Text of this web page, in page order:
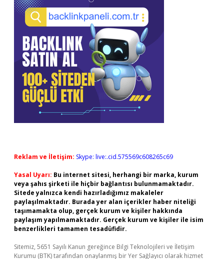
Reklam ve İletişim: Skype: live:.cid.575569c608265c69
Yasal Uyarı: Bu internet sitesi, herhangi bir marka, kurum
veya şahıs şirketi ile hiçbir bağlantısı bulunmamaktadır.
Sitede yalnızca kendi hazırladığımız makaleler
paylaşılmaktadır. Burada yer alan içerikler haber niteliği
taşımamakta olup, gerçek kurum ve kişiler hakkında
paylaşım yapılmamaktadır. Gerçek kurum ve kişiler ile isim
benzerlikleri tamamen tesadüfidir.
Sitemiz, 5651 Sayılı Kanun gereğince Bilgi Teknolojileri ve İletişim
Kurumu (BTK) tarafından onaylanmış bir Yer Sağlayıcı olarak hizmet